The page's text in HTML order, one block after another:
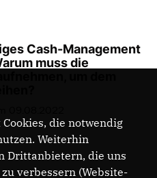
Cash-Management
muss die
die notwendig
Weiterhin
Drittanbietern, die uns
verbessern (Website-